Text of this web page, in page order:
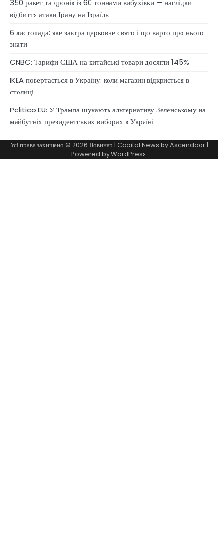
350 ракет та дронів із 60 тоннами вибухівки — наслідки
відбиття атаки Ірану на Ізраїль
6 листопада: яке завтра церковне свято і що варто про нього
знати
CNBC: Тарифи США на китайські товари досягли 145%
IKEA повертається в Україну: коли магазин відкриється в
столиці
Politico EU: У Трампа шукають альтернативу Зеленському на
майбутніх президентських виборах в Україні
Усі права захищено © 2026 Новинар | Capital News byAscendoor|
Powered byWordPress.